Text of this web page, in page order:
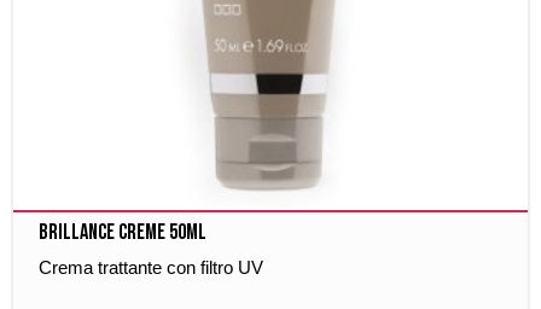
Brillance Creme 50ml
Crema trattante con filtro UV